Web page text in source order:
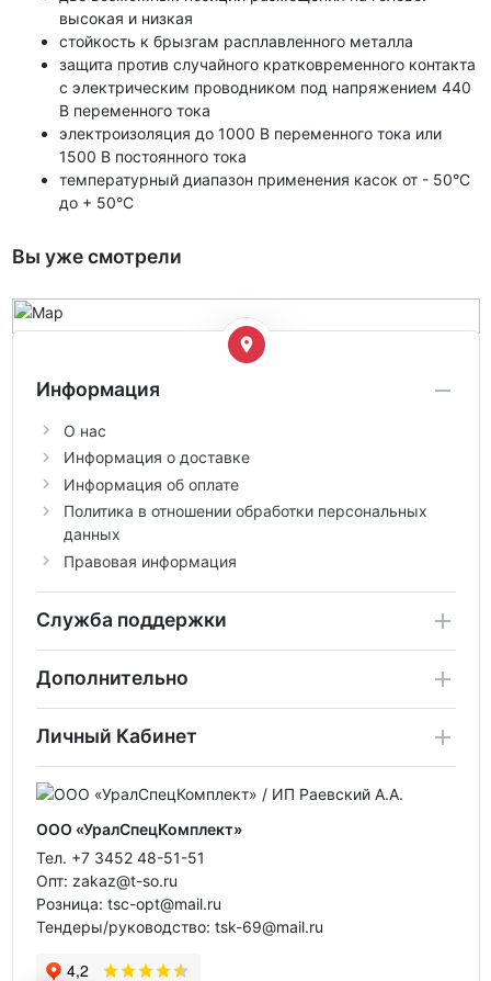
высокая и низкая
стойкость к брызгам расплавленного металла
защита против случайного кратковременного контакта
с электрическим проводником под напряжением 440
В переменного тока
электроизоляция до 1000 В переменного тока или
1500 В постоянного тока
температурный диапазон применения касок от - 50°C
до + 50°C
Вы уже смотрели
Информация
О нас
Информация о доставке
Информация об оплате
Политика в отношении обработки персональных
данных
Правовая информация
Служба поддержки
Дополнительно
Личный Кабинет
ООО «УралСпецКомплект»
Тел. +7 3452 48-51-51
Опт: zakaz@t-so.ru
Розница: tsc-opt@mail.ru
Тендеры/руководство: tsk-69@mail.ru